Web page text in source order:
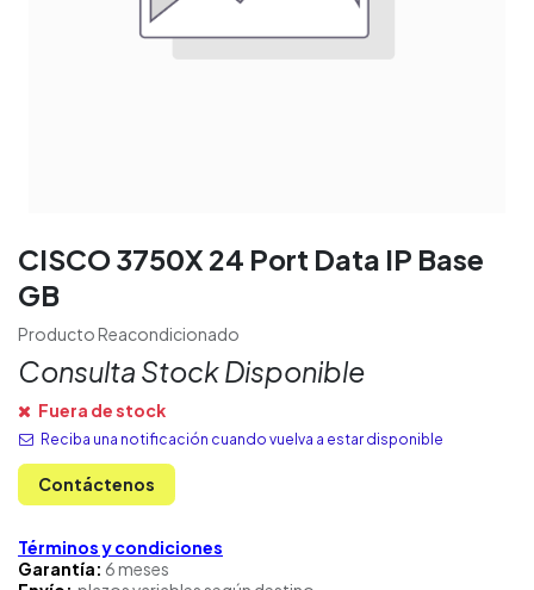
CISCO 3750X 24 Port Data IP Base
GB
Producto Reacondicionado
Consulta Stock Disponible
Fuera de stock
Reciba una notificación cuando vuelva a estar disponible
Contáctenos
Términos y condiciones
Garantía: 6 meses